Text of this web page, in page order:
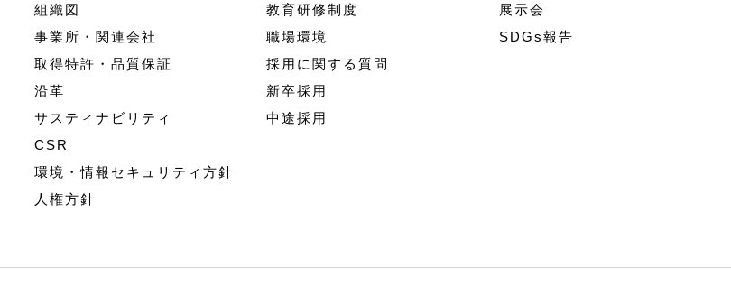
組織図
事業所・関連会社
取得特許・品質保証
沿革
サスティナビリティ
CSR
環境・情報セキュリティ方針
人権方針
教育研修制度
職場環境
採用に関する質問
新卒採用
中途採用
展示会
SDGs報告